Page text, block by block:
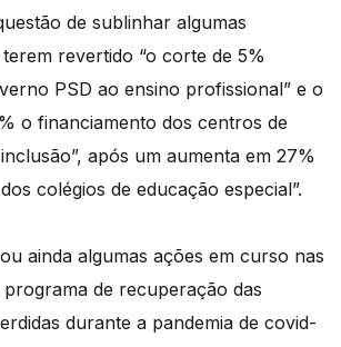
de sublinhar algumas
revertido “o corte de 5%
PSD ao ensino profissional” e o
o financiamento dos centros de
após um aumenta em 27%
colégios de educação especial”.
ainda algumas ações em curso nas
de recuperação das
durante a pandemia de covid-